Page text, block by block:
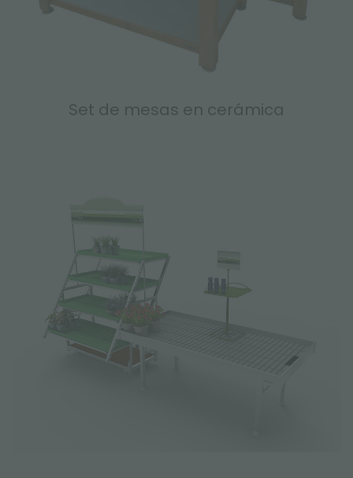
Set de mesas en cerámica